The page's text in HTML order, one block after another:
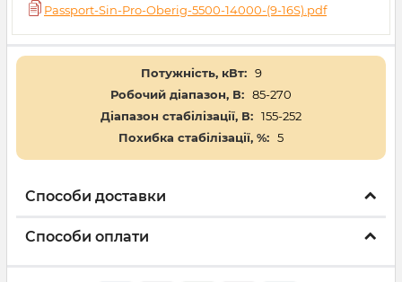
Passport-Sin-Pro-Oberig-5500-14000-(9-16S).pdf
Потужність, кВт: 9
Робочий діапазон, В: 85-270
Діапазон стабілізації, В: 155-252
Похибка стабілізації, %: 5
Способи доставки
Способи оплати